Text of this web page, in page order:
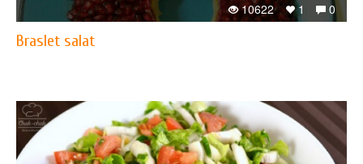
0
1
10622
Braslet salat